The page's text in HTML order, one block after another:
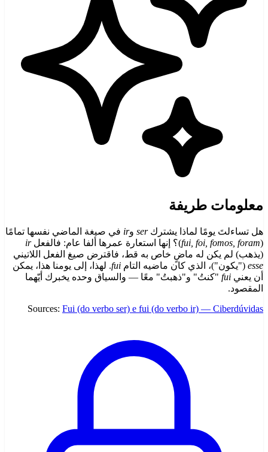
معلومات طريفة
هل تساءلتَ يومًا لماذا يشتركser وir في صيغة الماضي نفسها تمامًا
(
fui, foi, fomos, foram)؟ إنها استعارة عمرها ألفا عام: فالفعلir
(يذهب) لم يكن له ماضٍ خاص به قط، فاقترض صيغ الفعل اللاتيني
esse ("يكون")، الذي كان ماضيه التام fui. لهذا، إلى يومنا هذا، يمكن
أن يعني fui "كنتُ" و"ذهبتُ" معًا — والسياق وحده يخبرك أيّهما
المقصود.
Sources: Fui (do verbo ser) e fui (do verbo ir) — Ciberdúvidas